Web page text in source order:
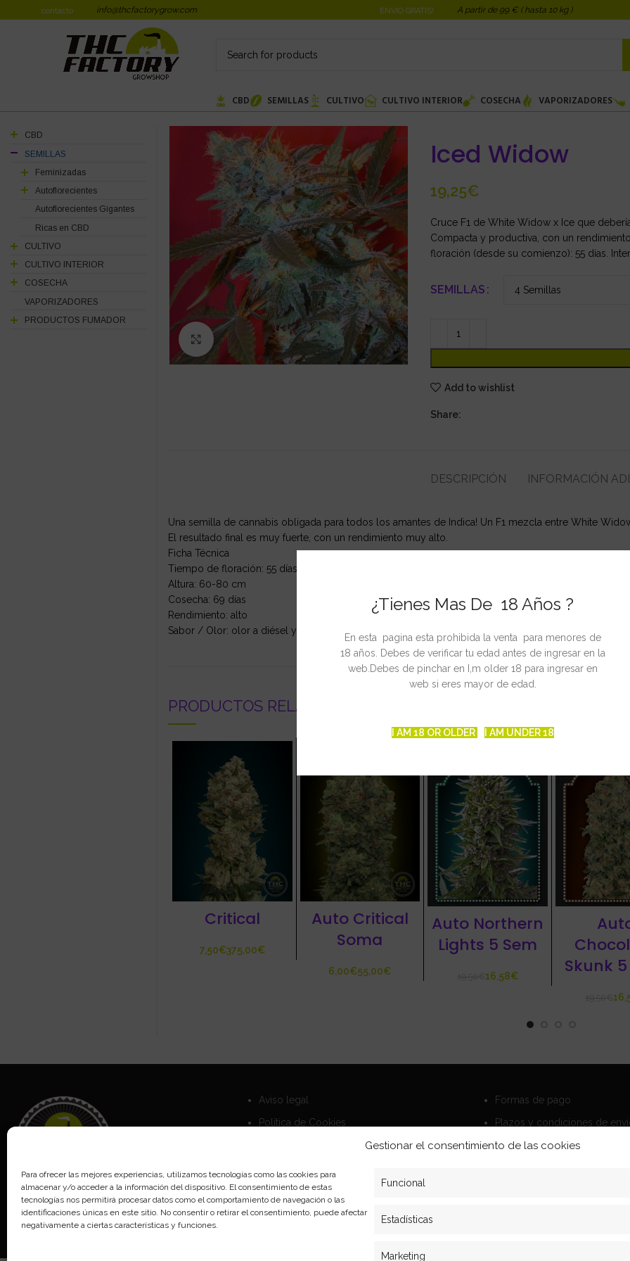
¿Tienes Mas De 18 Años ?
En esta pagina esta prohibida la venta para menores de
18 años. Debes de verificar tu edad antes de ingresar en la
web.Debes de pinchar en I,m older 18 para ingresar en
web si eres mayor de edad.
I AM 18 OR OLDER I AM UNDER 18
Gestionar el consentimiento de las cookies
Para ofrecer las mejores experiencias, utilizamos tecnologías como las cookies para
almacenar y/o acceder a la información del dispositivo. El consentimiento de estas
tecnologías nos permitirá procesar datos como el comportamiento de navegación o las
identificaciones únicas en este sitio. No consentir o retirar el consentimiento, puede afectar
negativamente a ciertas características y funciones.
Funcional
Estadísticas
Marketing
contacto info@thcfactorygrow.com ENVIO GRATIS! A partir de 99 € ( hasta 10 kg )
CBD SEMILLAS CULTIVO CULTIVO INTERIOR COSECHA VAPORIZADORES
Click to enlarge
Iced Widow
€
Cruce F1 de White Widow x Ice que
Compacta y productiva, con un
floración (desde su comienzo): 55 días.
SEMILLAS
Add to wishlist
Share:
DESCRIPCIÓN INFORMACIÓN
Una semilla de cannabis obligada para todos los amantes de Indica! Un F1 mezcla entre White
El resultado final es muy fuerte, con un rendimiento muy alto.
Ficha Técnica
Tiempo de floración: 55 días
Altura: 60-80 cm
Cosecha: 69 días
Rendimiento: alto
Sabor / Olor: olor a diésel y gusto a hachís
PRODUCTOS RELACIONADOS
Critical
€ €
Auto Critical
Soma
€ €
Auto Northern
Lights 5 Sem
€16,58€
Skunk
CBD
SEMILLAS
Feminizadas
Autoflorecientes
Autoflorecientes Gigantes
Ricas en CBD
CULTIVO
CULTIVO INTERIOR
COSECHA
VAPORIZADORES
PRODUCTOS FUMADOR
Aviso legal
Política de Cookies
Formas de pago
Plazos y condiciones de
Politica de devoluciones